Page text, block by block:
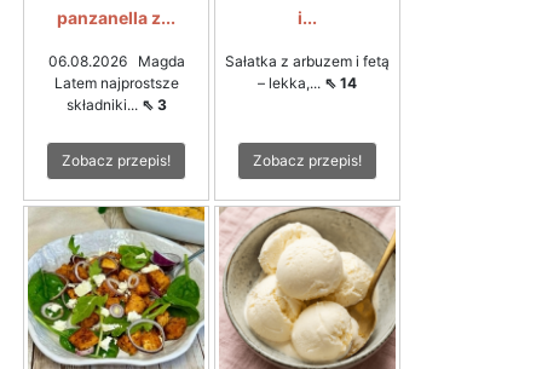
panzanella z...
06.08.2026 Magda
Latem najprostsze
składniki... ⇖ 3
Zobacz przepis!
i...
Sałatka z arbuzem i fetą
– lekka,... ⇖ 14
Zobacz przepis!